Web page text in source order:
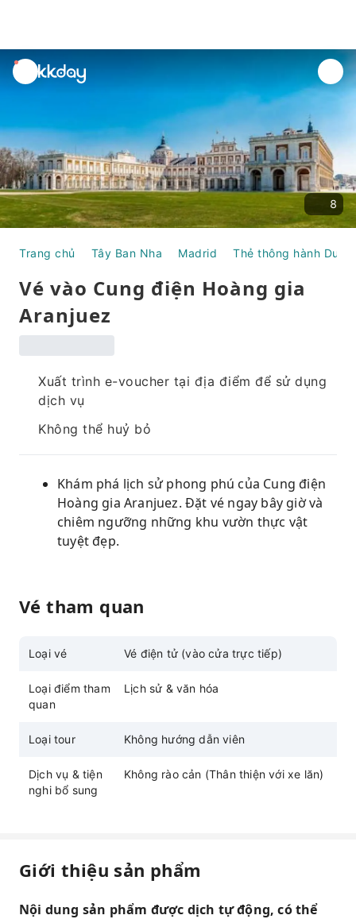
unread
notifications
8
Trang chủ Tây Ban Nha Madrid Thẻ thông hành Du
Vé vào Cung điện Hoàng gia
Aranjuez
Xuất trình e-voucher tại địa điểm để sử dụng
dịch vụ
Không thể huỷ bỏ
Khám phá lịch sử phong phú của Cung điện
Hoàng gia Aranjuez. Đặt vé ngay bây giờ và
chiêm ngưỡng những khu vườn thực vật
tuyệt đẹp.
Vé tham quan
Loại vé Vé điện tử (vào cửa trực tiếp)
Loại điểm tham
quan
Lịch sử & văn hóa
Loại tour Không hướng dẫn viên
Dịch vụ & tiện
nghi bổ sung
Không rào cản (Thân thiện với xe lăn)
Giới thiệu sản phẩm
Nội dung sản phẩm được dịch tự động, có thể